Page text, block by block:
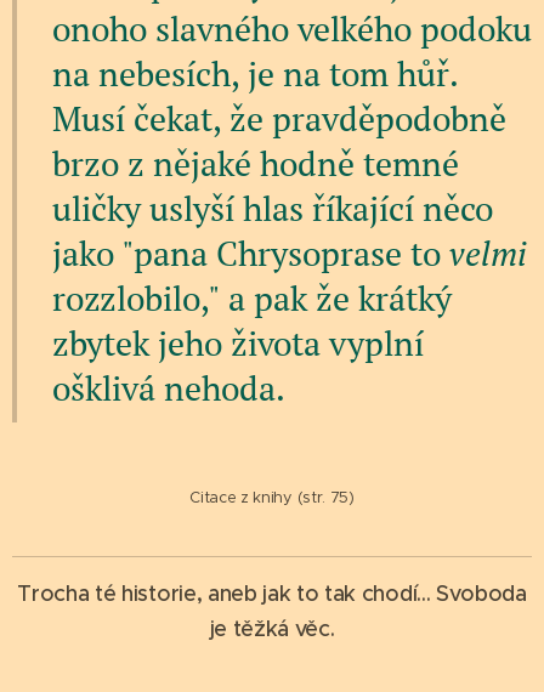
onoho slavného velkého podoku
na nebesích, je na tom hůř.
Musí čekat, že pravděpodobně
brzo z nějaké hodně temné
uličky uslyší hlas říkající něco
jako "pana Chrysoprase tovelmi
rozzlobilo," a pak že krátký
zbytek jeho života vyplní
ošklivá nehoda.
Citace z knihy (str. 75)
Trocha té historie, aneb jak to tak chodí... Svoboda
je těžká věc.